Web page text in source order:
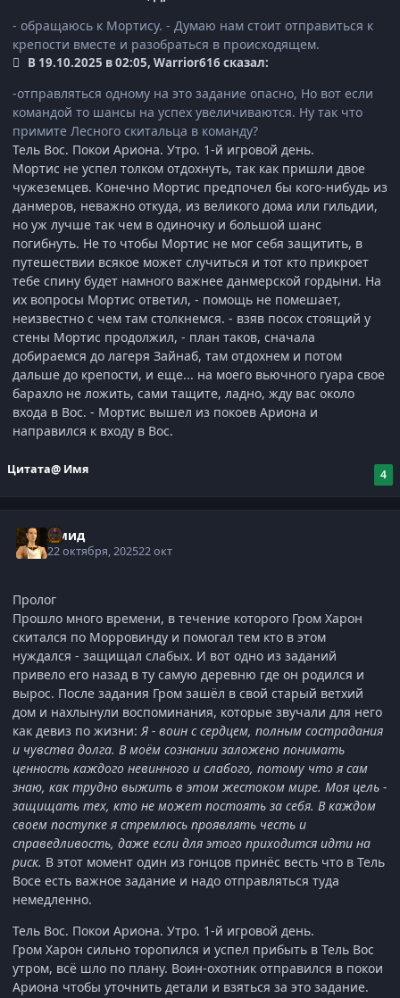
- обращаюсь к Мортису. - Думаю нам стоит отправиться к
крепости вместе и разобраться в происходящем.
В 19.10.2025 в 02:05, Warrior616 сказал:
-отправляться одному на это задание опасно, Но вот если
командой то шансы на успех увеличиваются. Ну так что
примите Лесного скитальца в команду?
Тель Вос. Покои Ариона. Утро. 1-й игровой день.
‎Мортис не успел толком отдохнуть, так как пришли двое
чужеземцев. Конечно Мортис предпочел бы кого-нибудь из
данмеров, неважно откуда, из великого дома или гильдии,
но уж лучше так чем в одиночку и большой шанс
погибнуть. Не то чтобы Мортис не мог себя защитить, в
путешествии всякое может случиться и тот кто прикроет
тебе спину будет намного важнее данмерской гордыни. На
их вопросы Мортис ответил, - помощь не помешает,
неизвестно с чем там столкнемся. - взяв посох стоящий у
стены Мортис продолжил, - план таков, сначала
добираемся до лагеря Зайнаб, там отдохнем и потом
дальше до крепости, и еще... на моего вьючного гуара свое
барахло не ложить, сами тащите, ладно, жду вас около
входа в Вос. - Мортис вышел из покоев Ариона и
направился к входу в Вос.
Цитата@ Имя 4
Омид
22 октября, 202522 окт
Пролог
Прошло много времени, в течение которого Гром Харон
скитался по Морровинду и помогал тем кто в этом
нуждался - защищал слабых. И вот одно из заданий
привело его назад в ту самую деревню где он родился и
вырос. После задания Гром зашёл в свой старый ветхий
дом и нахлынули воспоминания, которые звучали для него
как девиз по жизни:Я - воин с сердцем, полным сострадания
и чувства долга. В моём сознании заложено понимать
ценность каждого невинного и слабого, потому что я сам
знаю, как трудно выжить в этом жестоком мире. Моя цель -
защищать тех, кто не может постоять за себя. В каждом
своем поступке я стремлюсь проявлять честь и
справедливость, даже если для этого приходится идти на
риск. В этот момент один из гонцов принёс весть что в Тель
Восе есть важное задание и надо отправляться туда
немедленно.
Тель Вос. Покои Ариона. Утро. 1-й игровой день.
Гром Харон сильно торопился и успел прибыть в Тель Вос
утром, всё шло по плану. Воин-охотник отправился в покои
Ариона чтобы уточнить детали и взяться за это задание.